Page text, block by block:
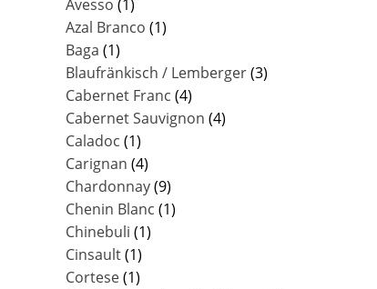
Avesso (1)
Azal Branco (1)
Baga (1)
Blaufränkisch / Lemberger(3)
Cabernet Franc (4)
Cabernet Sauvignon (4)
Caladoc (1)
Carignan (4)
Chardonnay(9)
Chenin Blanc (1)
Chinebuli (1)
Cinsault(1)
Cortese(1)